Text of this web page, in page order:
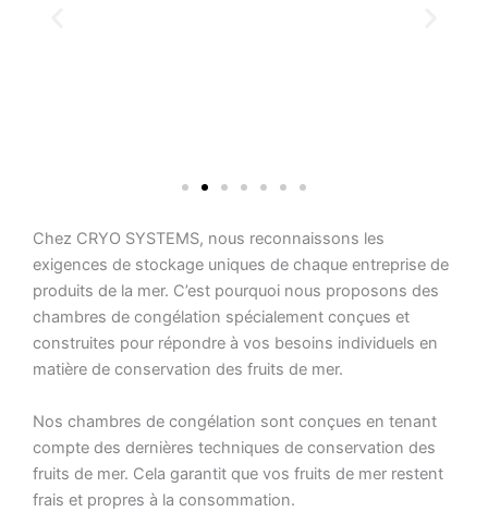
Chez CRYO SYSTEMS, nous reconnaissons les
exigences de stockage uniques de chaque entreprise de
produits de la mer. C’est pourquoi nous proposons des
chambres de congélation spécialement conçues et
construites pour répondre à vos besoins individuels en
matière de conservation des fruits de mer.
Nos chambres de congélation sont conçues en tenant
compte des dernières techniques de conservation des
fruits de mer. Cela garantit que vos fruits de mer restent
frais et propres à la consommation.